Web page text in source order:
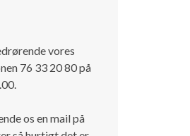
vores
76 33 20 80 på
os en mail på